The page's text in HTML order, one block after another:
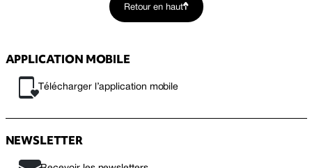
Retour en haut
APPLICATION MOBILE
Télécharger l’application mobile
NEWSLETTER